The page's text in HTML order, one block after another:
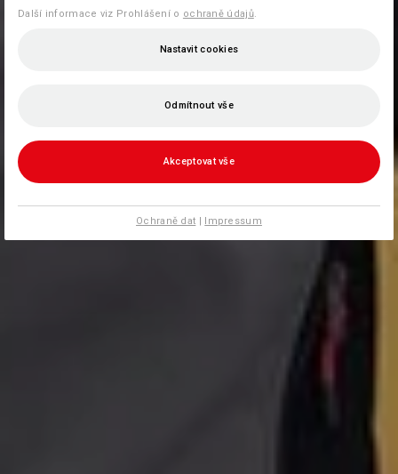
Další informace viz Prohlášení o ochraně údajů.
Nastavit cookies
Odmítnout vše
Akceptovat vše
Ochraně dat | Impressum